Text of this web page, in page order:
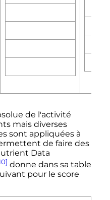
de l'activité
mais diverses
sont appliquées à
de faire des
Data
donne dans sa table
pour le score